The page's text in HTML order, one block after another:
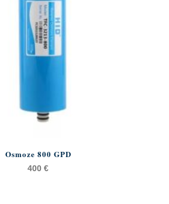
Osmoze 800 GPD
400 €